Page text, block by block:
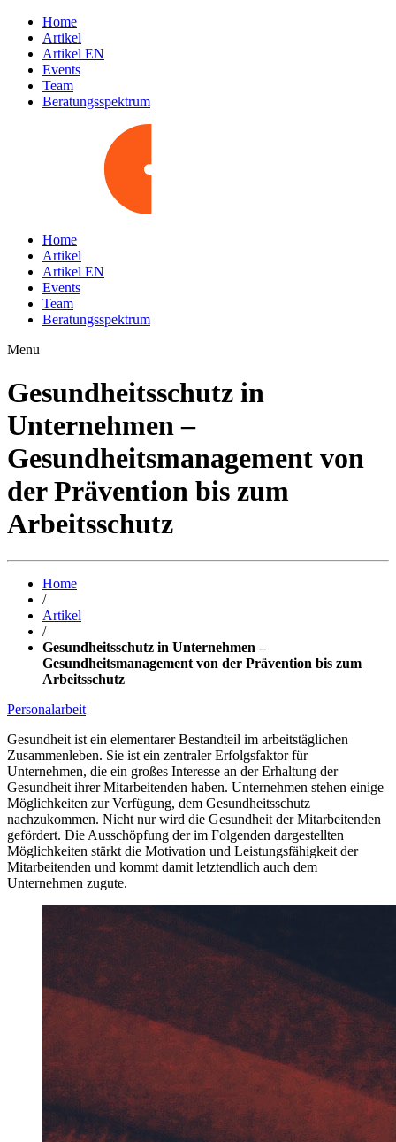
Home
Artikel
Artikel EN
Events
Team
Beratungsspektrum
Home
Artikel
Artikel EN
Events
Team
Beratungsspektrum
Menu
Gesundheitsschutz in
Unternehmen –
Gesundheitsmanagement von
der Prävention bis zum
Arbeitsschutz
Home
/
Artikel
/
Gesundheitsschutz in Unternehmen –
Gesundheitsmanagement von der Prävention bis zum
Arbeitsschutz
Personalarbeit
Gesundheit ist ein elementarer Bestandteil im arbeitstäglichen
Zusammenleben. Sie ist ein zentraler Erfolgsfaktor für
Unternehmen, die ein großes Interesse an der Erhaltung der
Gesundheit ihrer Mitarbeitenden haben. Unternehmen stehen einige
Möglichkeiten zur Verfügung, dem Gesundheitsschutz
nachzukommen. Nicht nur wird die Gesundheit der Mitarbeitenden
gefördert. Die Ausschöpfung der im Folgenden dargestellten
Möglichkeiten stärkt die Motivation und Leistungsfähigkeit der
Mitarbeitenden und kommt damit letztendlich auch dem
Unternehmen zugute.